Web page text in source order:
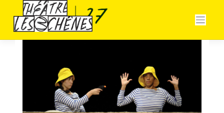
Panneau de gestion des cookies
content